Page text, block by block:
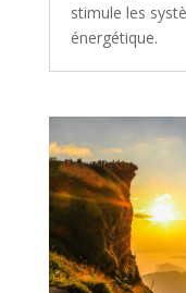
stimule les
énergétique.